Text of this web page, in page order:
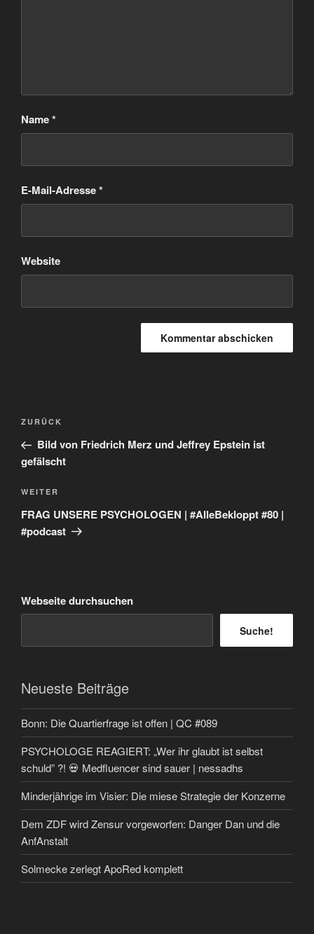
Name*
E-Mail-Adresse*
Website
Beitragsnavigation
Vorheriger
Beitrag
ZURÜCK
Bild von Friedrich Merz und Jeffrey Epstein ist
gefälscht
Nächster
Beitrag
WEITER
FRAG UNSERE PSYCHOLOGEN | #AlleBekloppt #80 |
#podcast
Webseite durchsuchen
Suche!
Neueste Beiträge
Bonn: Die Quartierfrage ist offen | QC #089
PSYCHOLOGE REAGIERT: „Wer ihr glaubt ist selbst
schuld” ?! 💀 Medfluencer sind sauer | nessadhs
Minderjährige im Visier: Die miese Strategie der Konzerne
Dem ZDF wird Zensur vorgeworfen: Danger Dan und die
AnfAnstalt
Solmecke zerlegt ApoRed komplett